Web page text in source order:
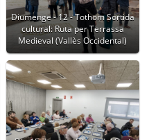
Diumenge - 12 - Tothom Sortida
cultural: Ruta per Terrassa
Medieval (Vallès Occidental)